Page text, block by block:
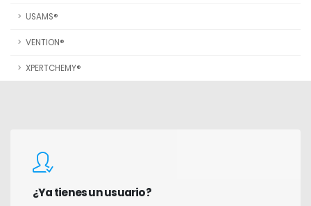
USAMS®
VENTION®
XPERTCHEMY®
¿Ya tienes un usuario?